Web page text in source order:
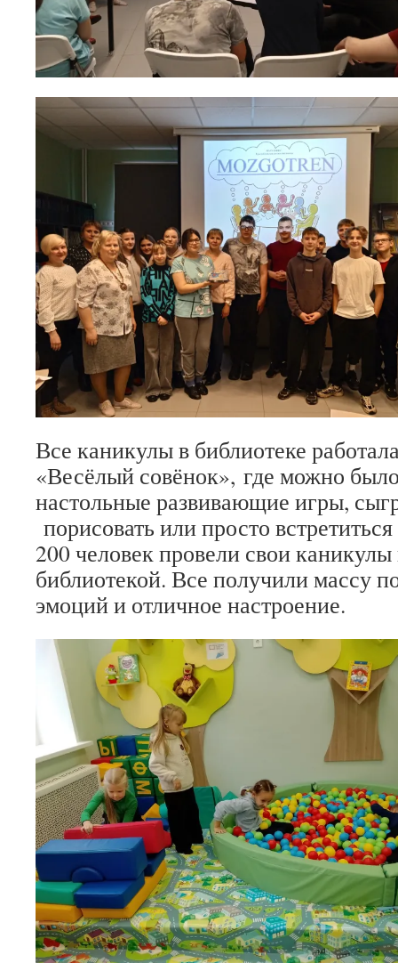
Все каникулы в библиотеке
«Весёлый совёнок», где можно
настольные развивающие игры,
порисовать или просто
200 человек провели свои каникулы
библиотекой. Все получили массу
эмоций и отличное настроение.